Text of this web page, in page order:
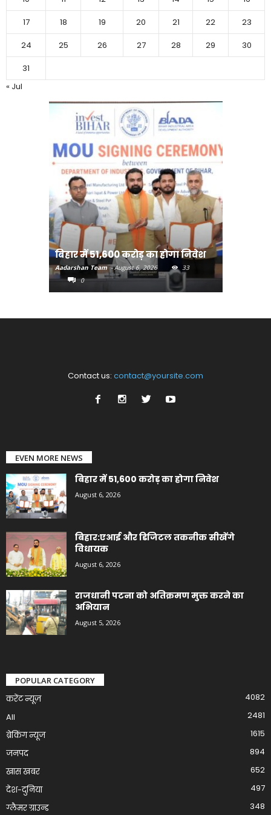
17
18 19 20 21 22
23
24
25 26 27 28 29
30
31
« Jul
बिहार में 51,600 करोड़ का होगा निवेश
Aadarshan Team - August 6, 2026
33
0
Contact us: contact@yoursite.com
EVEN MORE NEWS
बिहार में 51,600 करोड़ का होगा निवेश
August 6, 2026
बिहार:एआई और डिजिटल तकनीक सीखेंगे
विधायक
August 6, 2026
राजधानी पटना को अतिक्रमण मुक्त करने का
अभियान
August 5, 2026
POPULAR CATEGORY
करेंट न्यूज़
4082
All
2481
ब्रेकिंग न्यूज
1615
जनपद
894
खास खबर
652
देश-दुनिया
497
ग्लैमर ग्राउन्ड
348